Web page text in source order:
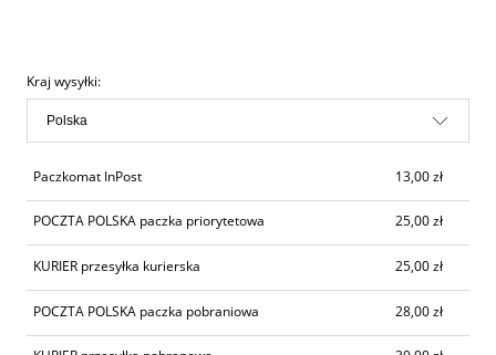
Kraj wysyłki:
Paczkomat InPost 13,00 zł
POCZTA POLSKA paczka priorytetowa 25,00 zł
KURIER przesyłka kurierska 25,00 zł
POCZTA POLSKA paczka pobraniowa 28,00 zł